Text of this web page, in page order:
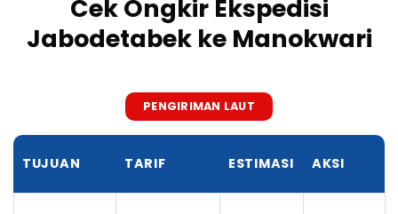
Cek Ongkir Ekspedisi
Jabodetabek ke Manokwari
PENGIRIMAN LAUT
TUJUAN TARIF ESTIMASI AKSI